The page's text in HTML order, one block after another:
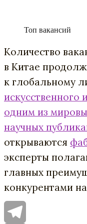
Топ вакансий
Количество
в Китае
к глобальному
искусственного
одним из
научных
открываются
эксперты
главных
конкурентами